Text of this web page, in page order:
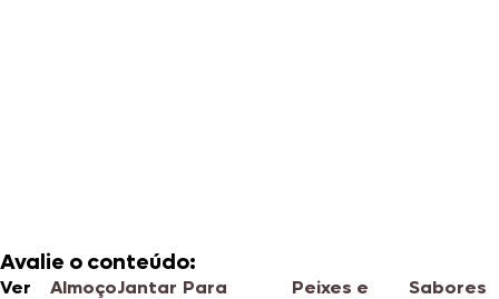
Avalie o conteúdo:
Ver
AlmoçoJantar Para
Peixes e
Sabores